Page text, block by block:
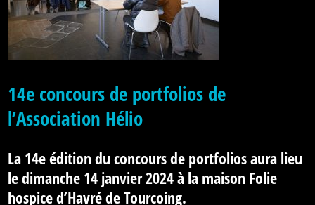
14e concours de portfolios de
l’Association Hélio
La 14e édition du concours de portfolios aura lieu
le dimanche 14 janvier 2024 à la maison Folie
hospice d’Havré de Tourcoing.